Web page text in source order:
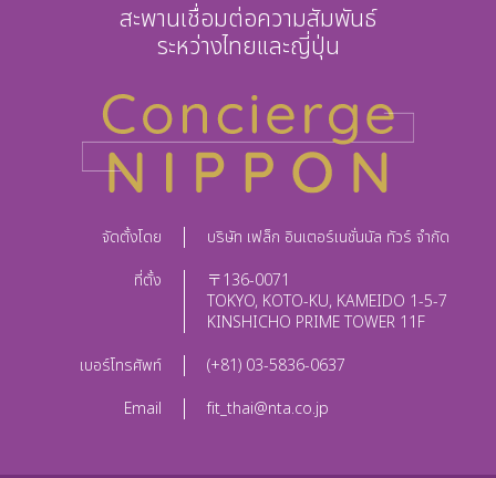
สะพานเชื่อมต่อความสัมพันธ์
ระหว่างไทยและญี่ปุ่น
จัดตั้งโดย
บริษัท เฟล็ก อินเตอร์เนชั่นนัล ทัวร์ จำกัด
ที่ตั้ง
〒136-0071
TOKYO, KOTO-KU, KAMEIDO 1-5-7
KINSHICHO PRIME TOWER 11F
เบอร์โทรศัพท์
(+81) 03-5836-0637
Email
fit_thai@nta.co.jp